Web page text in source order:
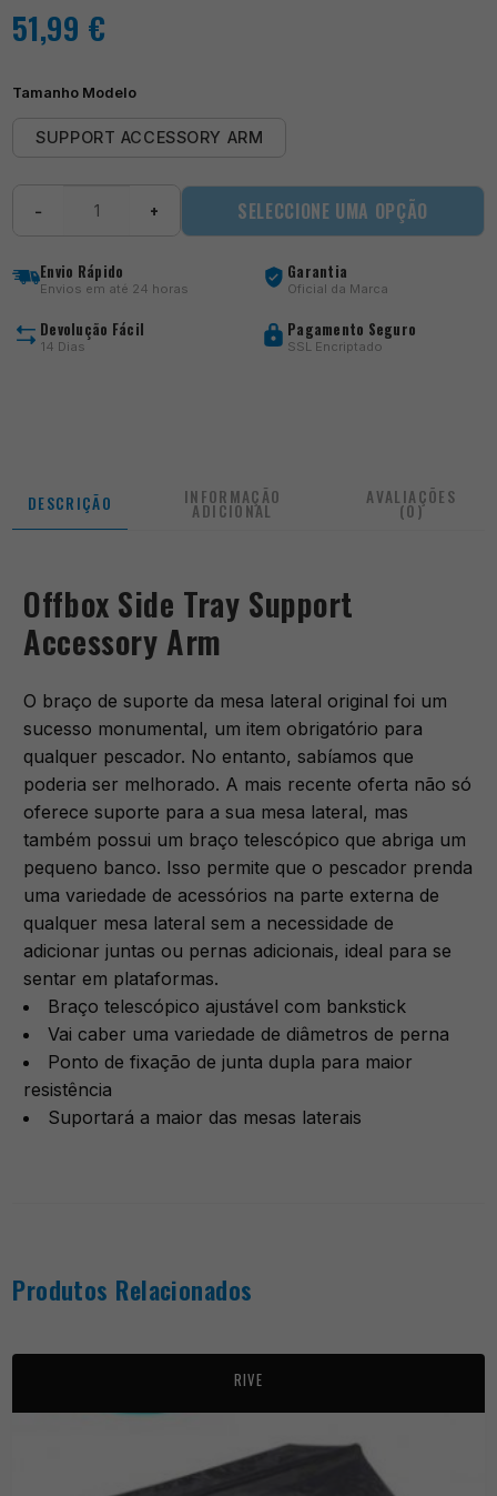
51,99 €
Tamanho Modelo
SUPPORT ACCESSORY ARM
Tray
Support
Arm
− + SELECCIONE UMA OPÇÃO
Envio Rápido
Envios em até 24 horas
Garantia
Oficial da Marca
Devolução Fácil
14 Dias
Pagamento Seguro
SSL Encriptado
DESCRIÇÃO INFORMAÇÃO
ADICIONAL
AVALIAÇÕES
(0)
Offbox Side Tray Support
Accessory Arm
O braço de suporte da mesa lateral original foi um
sucesso monumental, um item obrigatório para
qualquer pescador. No entanto, sabíamos que
poderia ser melhorado. A mais recente oferta não só
oferece suporte para a sua mesa lateral, mas
também possui um braço telescópico que abriga um
pequeno banco. Isso permite que o pescador prenda
uma variedade de acessórios na parte externa de
qualquer mesa lateral sem a necessidade de
adicionar juntas ou pernas adicionais, ideal para se
sentar em plataformas.
Braço telescópico ajustável com bankstick
Vai caber uma variedade de diâmetros de perna
Ponto de fixação de junta dupla para maior
resistência
Suportará a maior das mesas laterais
Produtos Relacionados
RIVE